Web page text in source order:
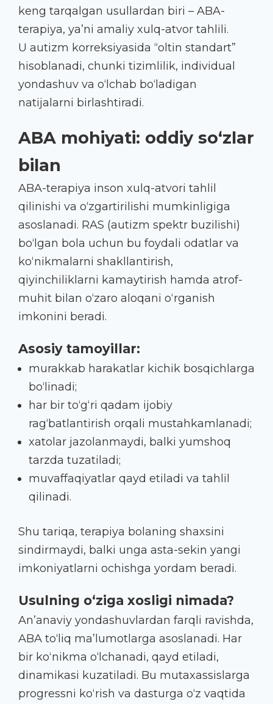
keng tarqalgan usullardan biri – ABA-
terapiya, ya’ni amaliy xulq-atvor tahlili.
U autizm korreksiyasida “oltin standart”
hisoblanadi, chunki tizimlilik, individual
yondashuv va o‘lchab bo‘ladigan
natijalarni birlashtiradi.
ABA mohiyati: oddiy so‘zlar
bilan
ABA-terapiya inson xulq-atvori tahlil
qilinishi va o‘zgartirilishi mumkinligiga
asoslanadi. RAS (autizm spektr buzilishi)
bo‘lgan bola uchun bu foydali odatlar va
ko‘nikmalarni shakllantirish,
qiyinchiliklarni kamaytirish hamda atrof-
muhit bilan o‘zaro aloqani o‘rganish
imkonini beradi.
Asosiy tamoyillar:
murakkab harakatlar kichik bosqichlarga
bo‘linadi;
har bir to‘g‘ri qadam ijobiy
rag‘batlantirish orqali mustahkamlanadi;
xatolar jazolanmaydi, balki yumshoq
tarzda tuzatiladi;
muvaffaqiyatlar qayd etiladi va tahlil
qilinadi.
Shu tariqa, terapiya bolaning shaxsini
sindirmaydi, balki unga asta-sekin yangi
imkoniyatlarni ochishga yordam beradi.
Usulning o‘ziga xosligi nimada?
An’anaviy yondashuvlardan farqli ravishda,
ABA to‘liq ma’lumotlarga asoslanadi. Har
bir ko‘nikma o‘lchanadi, qayd etiladi,
dinamikasi kuzatiladi. Bu mutaxassislarga
progressni ko‘rish va dasturga o‘z vaqtida